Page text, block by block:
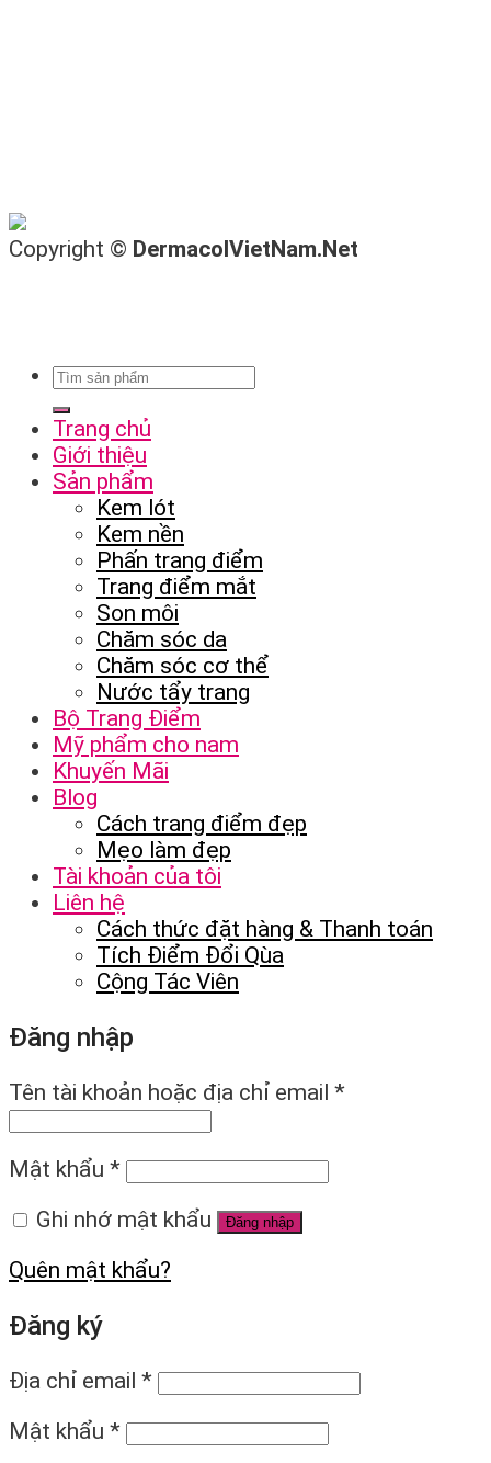
Copyright © DermacolVietNam.Net
Trang chủ
Giới thiệu
Sản phẩm
Kem lót
Kem nền
Phấn trang điểm
Trang điểm mắt
Son môi
Chăm sóc da
Chăm sóc cơ thể
Nước tẩy trang
Bộ Trang Điểm
Mỹ phẩm cho nam
Khuyến Mãi
Blog
Cách trang điểm đẹp
Mẹo làm đẹp
Tài khoản của tôi
Liên hệ
Cách thức đặt hàng & Thanh toán
Tích Điểm Đổi Qùa
Cộng Tác Viên
Đăng nhập
Tên tài khoản hoặc địa chỉ email *
Mật khẩu *
Ghi nhớ mật khẩu
Đăng nhập
Quên mật khẩu?
Đăng ký
Địa chỉ email *
Mật khẩu *